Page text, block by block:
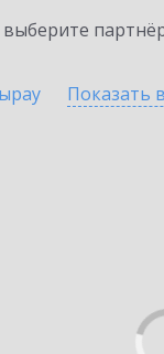
Показать